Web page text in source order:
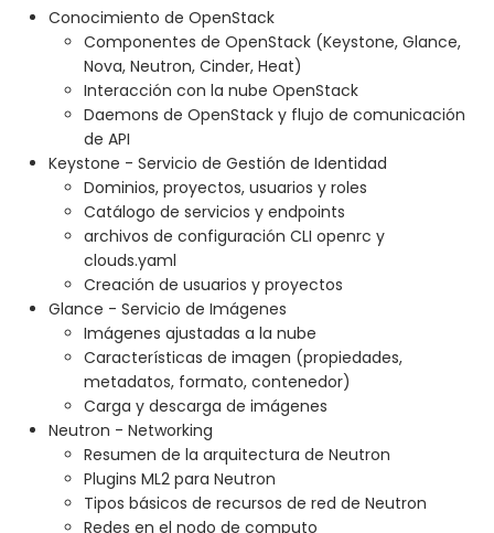
Conocimiento de OpenStack
Componentes de OpenStack (Keystone, Glance,
Nova, Neutron, Cinder, Heat)
Interacción con la nube OpenStack
Daemons de OpenStack y flujo de comunicación
de API
Keystone - Servicio de Gestión de Identidad
Dominios, proyectos, usuarios y roles
Catálogo de servicios y endpoints
archivos de configuración CLI openrc y
clouds.yaml
Creación de usuarios y proyectos
Glance - Servicio de Imágenes
Imágenes ajustadas a la nube
Características de imagen (propiedades,
metadatos, formato, contenedor)
Carga y descarga de imágenes
Neutron - Networking
Resumen de la arquitectura de Neutron
Plugins ML2 para Neutron
Tipos básicos de recursos de red de Neutron
Redes en el nodo de computo